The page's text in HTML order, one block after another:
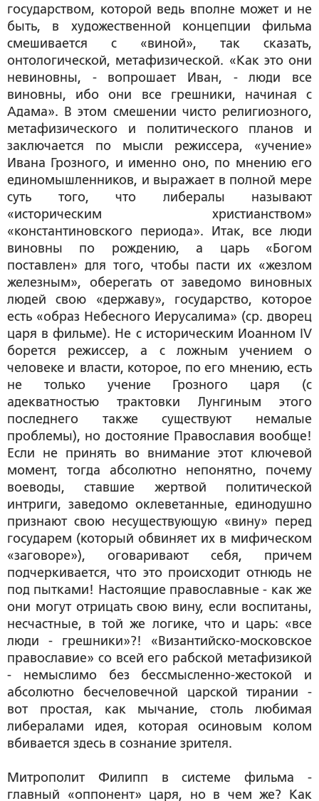
государством, которой ведь вполне может и не
быть, в художественной концепции фильма
смешивается с «виной», так сказать,
онтологической, метафизической. «Как это они
невиновны, - вопрошает Иван, - люди все
виновны, ибо они все грешники, начиная с
Адама». В этом смешении чисто религиозного,
метафизического и политического планов и
заключается по мысли режиссера, «учение»
Ивана Грозного, и именно оно, по мнению его
единомышленников, и выражает в полной мере
суть того, что либералы называют
«историческим христианством»
«константиновского периода». Итак, все люди
виновны по рождению, а царь «Богом
поставлен» для того, чтобы пасти их «жезлом
железным», оберегать от заведомо виновных
людей свою «державу», государство, которое
есть «образ Небесного Иерусалима» (ср. дворец
царя в фильме). Не с историческим Иоанном IV
борется режиссер, а с ложным учением о
человеке и власти, которое, по его мнению, есть
не только учение Грозного царя (с
адекватностью трактовки Лунгиным этого
последнего также существуют немалые
проблемы), но достояние Православия вообще!
Если не принять во внимание этот ключевой
момент, тогда абсолютно непонятно, почему
воеводы, ставшие жертвой политической
интриги, заведомо оклеветанные, единодушно
признают свою несуществующую «вину» перед
государем (который обвиняет их в мифическом
«заговоре»), оговаривают себя, причем
подчеркивается, что это происходит отнюдь не
под пытками! Настоящие православные - как же
они могут отрицать свою вину, если воспитаны,
несчастные, в той же логике, что и царь: «все
люди - грешники»?! «Византийско-московское
православие» со всей его рабской метафизикой
- немыслимо без бессмысленно-жестокой и
абсолютно бесчеловечной царской тирании -
вот простая, как мычание, столь любимая
либералами идея, которая осиновым колом
вбивается здесь в сознание зрителя.
Митрополит Филипп в системе фильма -
главный «оппонент» царя, но в чем же? Как